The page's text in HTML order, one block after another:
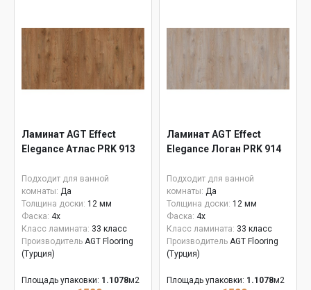
Ламинат AGT Effect
Elegance Атлас PRK 913
Подходит для ванной
комнаты: Да
Толщина доски: 12 мм
Фаска: 4x
Класс ламината: 33 класс
Производитель AGT Flooring
(Турция)
Площадь упаковки: 1.1078м2
Ламинат AGT Effect
Elegance Логан PRK 914
Подходит для ванной
комнаты: Да
Толщина доски: 12 мм
Фаска: 4x
Класс ламината: 33 класс
Производитель AGT Flooring
(Турция)
Площадь упаковки: 1.1078м2